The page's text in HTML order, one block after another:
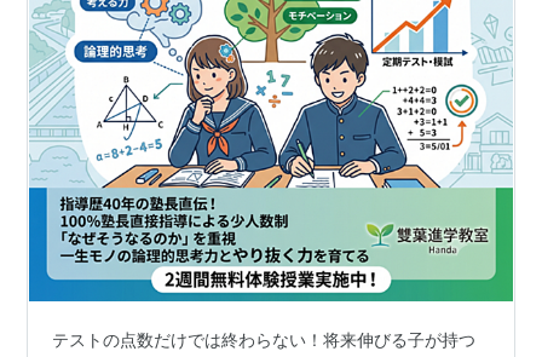
テストの点数だけでは終わらない！将来伸びる子が持つ